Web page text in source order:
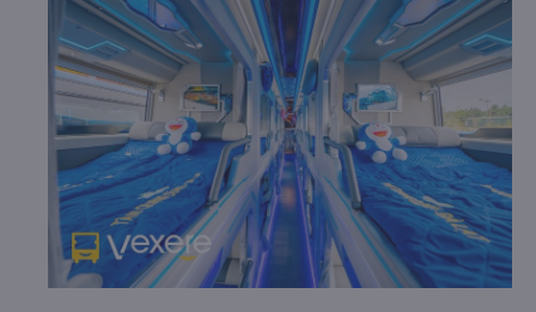
b. Hình ảnh xe Tân Quang Dũng